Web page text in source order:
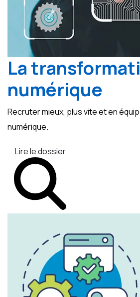
La
numérique
Recruter mieux, plus vite et en
numérique.
Lire le dossier